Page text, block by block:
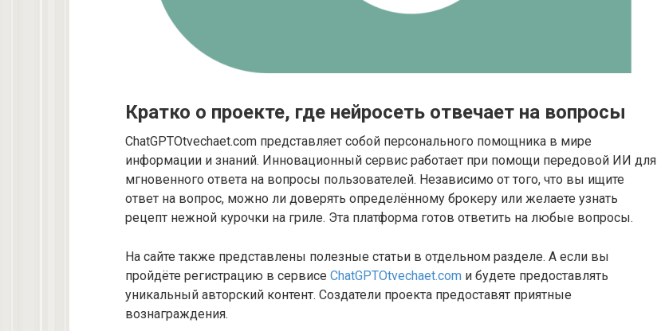
Кратко о проекте, где нейросеть отвечает на вопросы
ChatGPTOtvechaet.com представляет собой персонального помощника в мире
информации и знаний. Инновационный сервис работает при помощи передовой ИИ для
мгновенного ответа на вопросы пользователей. Независимо от того, что вы ищите
ответ на вопрос, можно ли доверять определённому брокеру или желаете узнать
рецепт нежной курочки на гриле. Эта платформа готов ответить на любые вопросы.
На сайте также представлены полезные статьи в отдельном разделе. А если вы
пройдёте регистрацию в сервисе ChatGPTOtvechaet.com и будете предоставлять
уникальный авторский контент. Создатели проекта предоставят приятные
вознаграждения.